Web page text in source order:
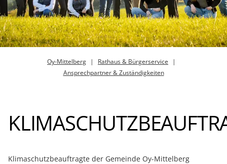
Oy-Mittelberg
Rathaus & Bürgerservice
Ansprechpartner & Zuständigkeiten
Klimaschutzbeauftragte der Gemeinde Oy-Mittelberg